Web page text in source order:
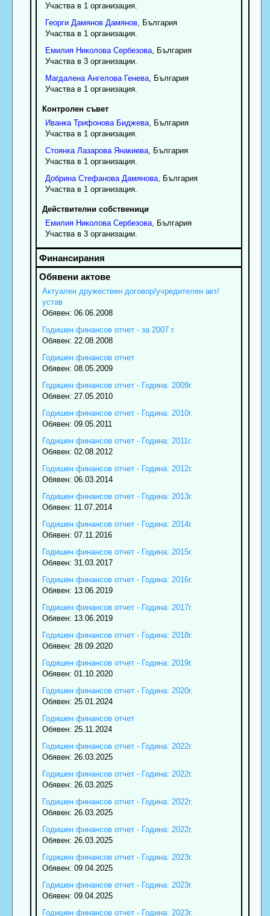
Участва в 1 организация.
Георги Дамянов Дамянов, България
Участва в 1 организация.
Емилия Николова Сербезова, България
Участва в 3 организации.
Магдалена Ангелова Генева, България
Участва в 1 организация.
Контролен съвет
Иванка Трифонова Биджева, България
Участва в 1 организация.
Стоянка Лазарова Янакиева, България
Участва в 1 организация.
Добрина Стефанова Дамянова, България
Участва в 1 организация.
Действителни собственици
Емилия Николова Сербезова, България
Участва в 3 организации.
Актуален дружествен договор/учредителен акт/
устав
Обявен: 06.06.2008
Годишен финансов отчет - за 2007 г.
Обявен: 22.08.2008
Годишен финансов отчет
Обявен: 08.05.2009
Годишен финансов отчет - Година: 2009г.
Обявен: 27.05.2010
Годишен финансов отчет - Година: 2010г.
Обявен: 09.05.2011
Годишен финансов отчет - Година: 2011г.
Обявен: 02.08.2012
Годишен финансов отчет - Година: 2012г.
Обявен: 06.03.2014
Годишен финансов отчет - Година: 2013г.
Обявен: 11.07.2014
Годишен финансов отчет - Година: 2014г.
Обявен: 07.11.2016
Годишен финансов отчет - Година: 2015г.
Обявен: 31.03.2017
Годишен финансов отчет - Година: 2016г.
Обявен: 13.06.2019
Годишен финансов отчет - Година: 2017г.
Обявен: 13.06.2019
Годишен финансов отчет - Година: 2018г.
Обявен: 28.09.2020
Годишен финансов отчет - Година: 2019г.
Обявен: 01.10.2020
Годишен финансов отчет - Година: 2020г.
Обявен: 25.01.2024
Годишен финансов отчет
Обявен: 25.11.2024
Годишен финансов отчет - Година: 2022г.
Обявен: 26.03.2025
Годишен финансов отчет - Година: 2022г.
Обявен: 26.03.2025
Годишен финансов отчет - Година: 2022г.
Обявен: 26.03.2025
Годишен финансов отчет - Година: 2022г.
Обявен: 26.03.2025
Годишен финансов отчет - Година: 2023г.
Обявен: 09.04.2025
Годишен финансов отчет - Година: 2023г.
Обявен: 09.04.2025
Годишен финансов отчет - Година: 2023г.